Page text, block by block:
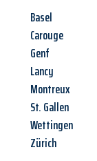
Basel
Carouge
Genf
Lancy
Montreux
St. Gallen
Wettingen
Zürich